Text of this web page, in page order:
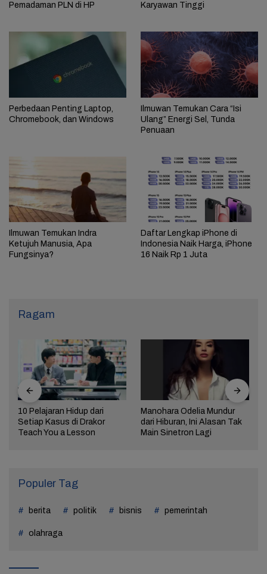
Pemadaman PLN di HP
Karyawan Tinggi
Perbedaan Penting Laptop,
Chromebook, dan Windows
Ilmuwan Temukan Cara “Isi
Ulang” Energi Sel, Tunda
Penuaan
Ilmuwan Temukan Indra
Ketujuh Manusia, Apa
Fungsinya?
Daftar Lengkap iPhone di
Indonesia Naik Harga, iPhone
16 Naik Rp 1 Juta
Ragam
10 Pelajaran Hidup dari
Setiap Kasus di Drakor
Teach You a Lesson
Manohara Odelia Mundur
dari Hiburan, Ini Alasan Tak
Main Sinetron Lagi
Populer Tag
berita politik bisnis pemerintah
olahraga